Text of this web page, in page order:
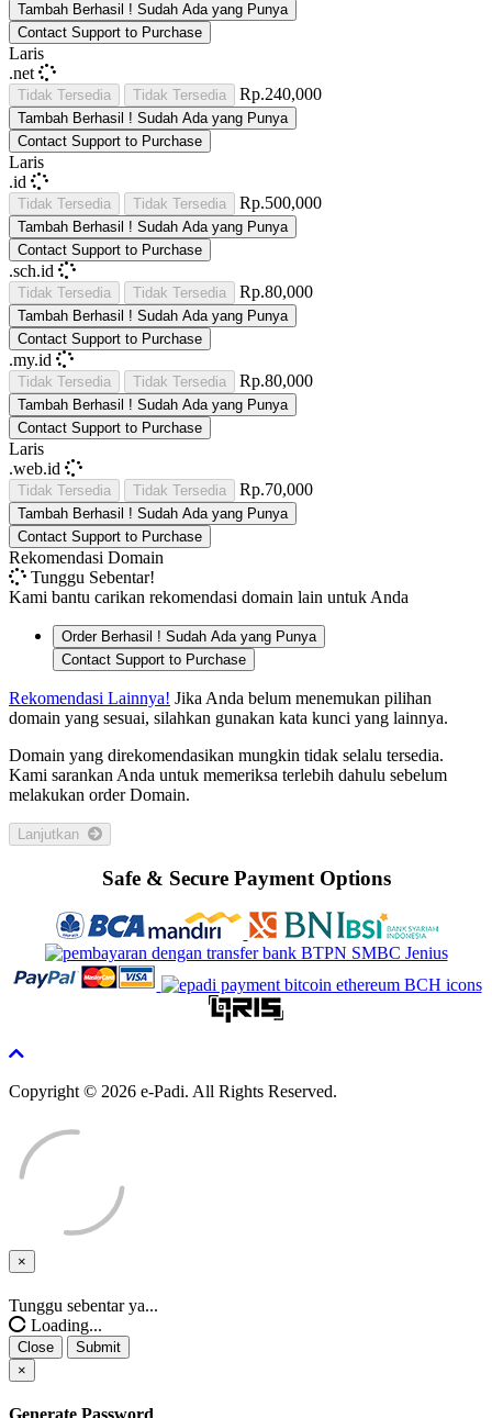
Tambah Berhasil ! Sudah Ada yang Punya
Contact Support to Purchase
Laris
.net
Tidak Tersedia Tidak Tersedia Rp.240,000
Tambah Berhasil ! Sudah Ada yang Punya
Contact Support to Purchase
Laris
.id
Tidak Tersedia Tidak Tersedia Rp.500,000
Tambah Berhasil ! Sudah Ada yang Punya
Contact Support to Purchase
.sch.id
Tidak Tersedia Tidak Tersedia Rp.80,000
Tambah Berhasil ! Sudah Ada yang Punya
Contact Support to Purchase
.my.id
Tidak Tersedia Tidak Tersedia Rp.80,000
Tambah Berhasil ! Sudah Ada yang Punya
Contact Support to Purchase
Laris
.web.id
Tidak Tersedia Tidak Tersedia Rp.70,000
Tambah Berhasil ! Sudah Ada yang Punya
Contact Support to Purchase
Rekomendasi Domain
Tunggu Sebentar!
Kami bantu carikan rekomendasi domain lain untuk Anda
Order Berhasil ! Sudah Ada yang Punya
Contact Support to Purchase
Rekomendasi Lainnya! Jika Anda belum menemukan pilihan
domain yang sesuai, silahkan gunakan kata kunci yang lainnya.
Domain yang direkomendasikan mungkin tidak selalu tersedia.
Kami sarankan Anda untuk memeriksa terlebih dahulu sebelum
melakukan order Domain.
Safe & Secure Payment Options
Copyright © 2026 e-Padi. All Rights Reserved.
×
Close
Tunggu sebentar ya...
Loading...
Close
Submit
×